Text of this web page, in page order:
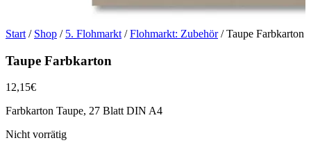
Start / Shop / 5. Flohmarkt /Flohmarkt: Zubehör/ Taupe Farbkarton
Taupe Farbkarton
12,15€
Farbkarton Taupe, 27 Blatt DIN A4
Nicht vorrätig